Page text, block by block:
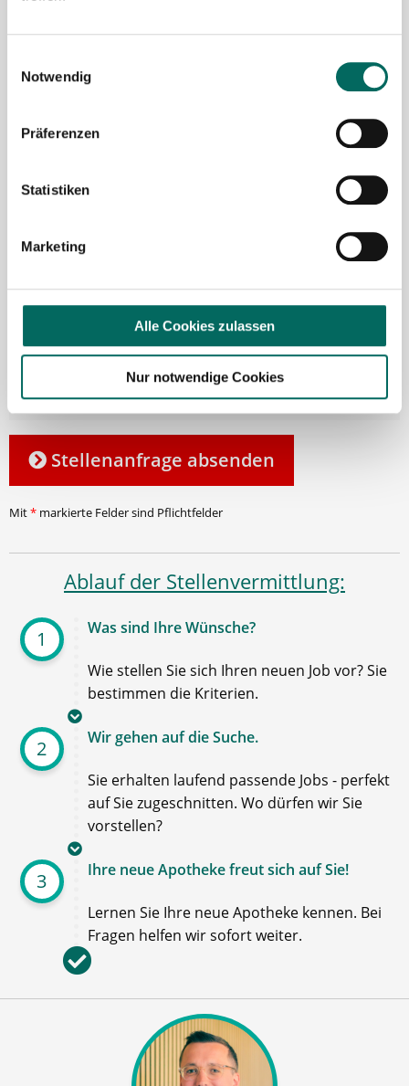
Notwendig
Präferenzen
Statistiken
Marketing
Alle Cookies zulassen
Nur notwendige Cookies
sowie denDatenschutzbestimmungen
der Deutscher
Apotheker Service, Talentzeit GmbH, 33611 Bielefeld. zu.
Ich möchte den Apotheken-Newsletter
Pharmazie- und Apothekenbranche
einverstanden, dass meine Interaktionen
damit passende und relevante
Informationen für mich bereitgestellt
werden können. Im Übrigen habe ich die
Datenschutzerklärunggelesen und bin mit
ihr einverstanden.
Stellenanfrage absenden
Mit* markierte Felder sind Pflichtfelder
Ablauf der Stellenvermittlung:
1 Was sind Ihre Wünsche?
Wie stellen Sie sich Ihren neuen Job vor? Sie
bestimmen die Kriterien.
2 Wir gehen auf die Suche.
Sie erhalten laufend passende Jobs - perfekt
auf Sie zugeschnitten. Wo dürfen wir Sie
vorstellen?
3 Ihre neue Apotheke freut sich auf Sie!
Lernen Sie Ihre neue Apotheke kennen. Bei
Fragen helfen wir sofort weiter.